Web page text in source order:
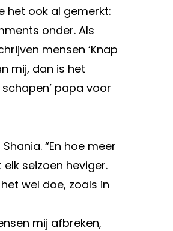
het ook al gemerkt:
onder. Als
mensen ‘Knap
mij, dan is het
papa voor
“En hoe meer
seizoen heviger.
wel doe, zoals in
mij afbreken,